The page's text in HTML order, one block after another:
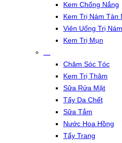
Kem Chống Nắng
Kem Trị Nám Tàn
Viên Uống Trị Nám
Kem Trị Mụn
Chăm Sóc Tóc
Kem Trị Thâm
Sữa Rửa Mặt
Tẩy Da Chết
Sữa Tắm
Nước Hoa Hồng
Tẩy Trang